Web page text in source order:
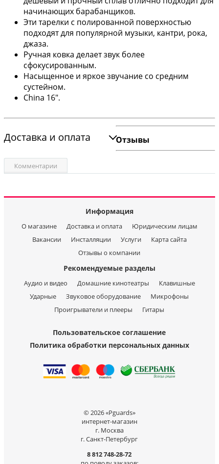
начинающих барабанщиков.
Эти тарелки с полированной поверхностью
подходят для популярной музыки, кантри, рока,
джаза.
Ручная ковка делает звук более
сфокусированным.
Насыщенное и яркое звучание со средним
сустейном.
China 16".
Доставка и оплата Отзывы
Комментарии
Информация
О магазине Доставка и оплата
Юридическим лицам
Вакансии
Инсталляции Услуги
Карта сайта
Отзывы о компании
Рекомендуемые разделы
Аудио и видео Домашние кинотеатры
Клавишные
Ударные
Звуковое оборудование
Микрофоны
Проигрыватели и плееры
Гитары
Пользовательское соглашение
Политика обработки персональных данных
© 2026 «Pguards»
интернет-магазин
г. Москва
г. Санкт-Петербург
8 812 748-28-72